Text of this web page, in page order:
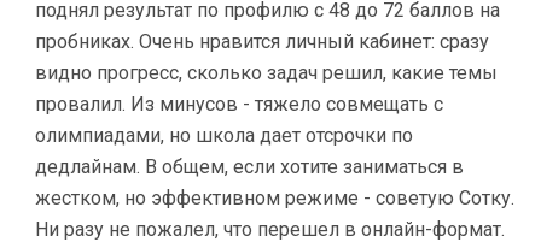
поднял результат по профилю с 48 до 72 баллов на
пробниках. Очень нравится личный кабинет: сразу
видно прогресс, сколько задач решил, какие темы
провалил. Из минусов - тяжело совмещать с
олимпиадами, но школа дает отсрочки по
дедлайнам. В общем, если хотите заниматься в
жестком, но эффективном режиме - советую Сотку.
Ни разу не пожалел, что перешел в онлайн-формат.